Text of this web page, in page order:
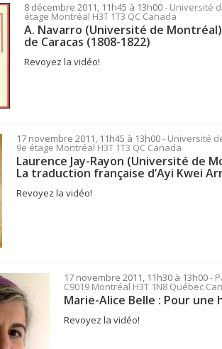
8 décembre 2011, 11h45 à 13h00- Université
étage Montréal H3T 1T3 QC Canada
A. Navarro (Université de
de Caracas (1808-1822)
Revoyez la vidéo!
17 novembre 2011, 11h45 à 13h00- Université
9e étage Montréal H3T 1T3 QC Canada
Laurence Jay-Rayon (Université de
La traduction française d’Ayi Kwei
Revoyez la vidéo!
17 novembre 2011, 11h30 à 13h00-
C9019 Montréal H3T 1N8 Québec
Marie-Alice Belle : Pour
Revoyez la vidéo!